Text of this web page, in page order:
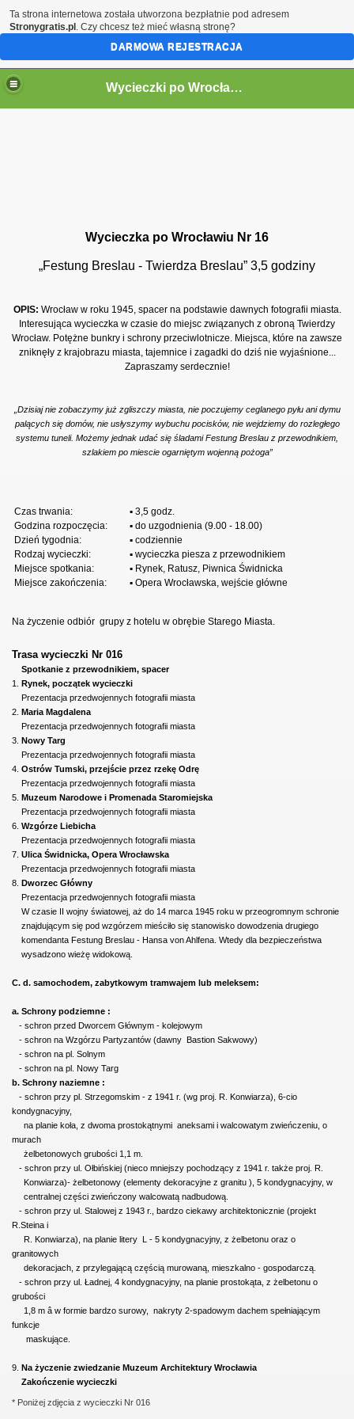
Wycieczki po Wrocławiu
Wycieczka po Wrocławiu Nr 16
„Festung Breslau - Twierdza Breslau” 3,5 godziny
OPIS: Wrocław w roku 1945, spacer na podstawie dawnych fotografii miasta.
Interesująca wycieczka w czasie do miejsc związanych z obroną Twierdzy
Wrocław. Potężne bunkry i schrony przeciwlotnicze. Miejsca, które na zawsze
zniknęły z krajobrazu miasta, tajemnice i zagadki do dziś nie wyjaśnione...
Zapraszamy serdecznie!
„Dzisiaj nie zobaczymy już zgliszczy miasta, nie poczujemy ceglanego pyłu ani dymu
palących się domów, nie usłyszymy wybuchu pocisków, nie wejdziemy do rozległego
systemu tuneli. Możemy jednak udać się śladami Festung Breslau z przewodnikiem,
szlakiem po miescie ogarniętym wojenną pożoga”
Czas trwania:
Godzina rozpoczęcia:
Dzień tygodnia:
Rodzaj wycieczki:
Miejsce spotkania:
Miejsce zakończenia:
▪ 3,5 godz.
▪ do uzgodnienia (9.00 - 18.00)
▪ codziennie
▪ wycieczka piesza z przewodnikiem
▪ Rynek, Ratusz, Piwnica Świdnicka
▪ Opera Wrocławska, wejście główne
Na życzenie odbiór grupy z hotelu w obrębie Starego Miasta.
Trasa wycieczki Nr 016
Spotkanie z przewodnikiem, spacer
1. Rynek, początek wycieczki
Prezentacja przedwojennych fotografii miasta
2. Maria Magdalena
Prezentacja przedwojennych fotografii miasta
3. Nowy Targ
Prezentacja przedwojennych fotografii miasta
4. Ostrów Tumski, przejście przez rzekę Odrę
Prezentacja przedwojennych fotografii miasta
5. Muzeum Narodowe i Promenada Staromiejska
Prezentacja przedwojennych fotografii miasta
6. Wzgórze Liebicha
Prezentacja przedwojennych fotografii miasta
7. Ulica Świdnicka, Opera Wrocławska
Prezentacja przedwojennych fotografii miasta
8. Dworzec Główny
Prezentacja przedwojennych fotografii miasta
W czasie II wojny światowej, aż do 14 marca 1945 roku w przeogromnym schronie
znajdującym się pod wzgórzem mieściło się stanowisko dowodzenia drugiego
komendanta Festung Breslau - Hansa von Ahlfena. Wtedy dla bezpieczeństwa
wysadzono wieżę widokową.
C. d. samochodem, zabytkowym tramwajem lub meleksem:
a. Schrony podziemne :
- schron przed Dworcem Głównym - kolejowym
- schron na Wzgórzu Partyzantów (dawny Bastion Sakwowy)
- schron na pl. Solnym
- schron na pl. Nowy Targ
b. Schrony naziemne :
- schron przy pl. Strzegomskim - z 1941 r. (wg proj. R. Konwiarza), 6-cio
kondygnacyjny,
na planie koła, z dwoma prostokątnymi aneksami i walcowatym zwieńczeniu, o
murach
żelbetonowych grubości 1,1 m.
- schron przy ul. Ołbińskiej (nieco mniejszy pochodzący z 1941 r. także proj. R.
Konwiarza)- żelbetonowy (elementy dekoracyjne z granitu ), 5 kondygnacyjny, w
centralnej części zwieńczony walcowatą nadbudową.
- schron przy ul. Stalowej z 1943 r., bardzo ciekawy architektonicznie (projekt
R.Steina i
R. Konwiarza), na planie litery L - 5 kondygnacyjny, z żelbetonu oraz o
granitowych
dekoracjach, z przylegającą częścią murowaną, mieszkalno - gospodarczą.
- schron przy ul. Ładnej, 4 kondygnacyjny, na planie prostokąta, z żelbetonu o
grubości
1,8 m â w formie bardzo surowy, nakryty 2-spadowym dachem spełniającym
funkcje
maskujące.
9. Na życzenie zwiedzanie Muzeum Architektury Wrocławia
Zakończenie wycieczki
* Poniżej zdjęcia z wycieczki Nr 016
Ta strona internetowa została utworzona bezpłatnie pod adresem
Stronygratis.pl . Czy chcesz też mieć własną stronę?
DARMOWA REJESTRACJA